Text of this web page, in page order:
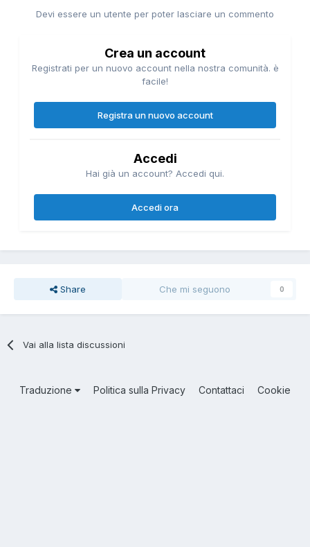
Devi essere un utente per poter lasciare un commento
Crea un account
Registrati per un nuovo account nella nostra comunità. è
facile!
Registra un nuovo account
Accedi
Hai già un account? Accedi qui.
Accedi ora
Share Che mi seguono 0
Vai alla lista discussioni
Traduzione Politica sulla Privacy Contattaci Cookie